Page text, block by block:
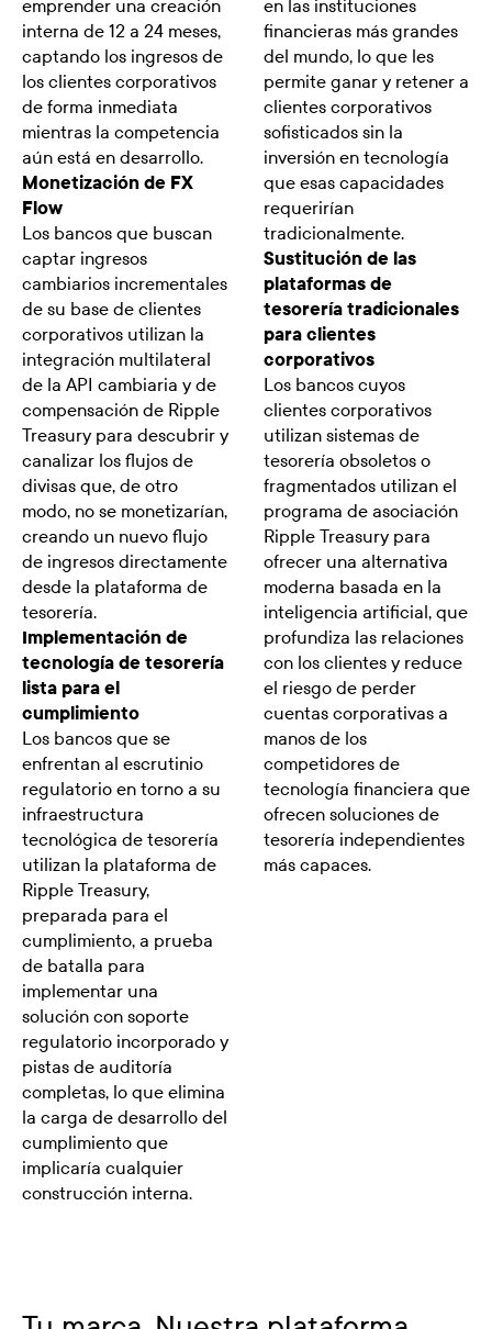
emprender una creación
interna de 12 a 24 meses,
captando los ingresos de
los clientes corporativos
de forma inmediata
mientras la competencia
aún está en desarrollo.
Monetización de FX
Flow
Los bancos que buscan
captar ingresos
cambiarios incrementales
de su base de clientes
corporativos utilizan la
integración multilateral
de la API cambiaria y de
compensación de Ripple
Treasury para descubrir y
canalizar los flujos de
divisas que, de otro
modo, no se monetizarían,
creando un nuevo flujo
de ingresos directamente
desde la plataforma de
tesorería.
Implementación de
tecnología de tesorería
lista para el
cumplimiento
Los bancos que se
enfrentan al escrutinio
regulatorio en torno a su
infraestructura
tecnológica de tesorería
utilizan la plataforma de
Ripple Treasury,
preparada para el
cumplimiento, a prueba
de batalla para
implementar una
solución con soporte
regulatorio incorporado y
pistas de auditoría
completas, lo que elimina
la carga de desarrollo del
cumplimiento que
implicaría cualquier
construcción interna.
en las instituciones
financieras más grandes
del mundo, lo que les
permite ganar y retener a
clientes corporativos
sofisticados sin la
inversión en tecnología
que esas capacidades
requerirían
tradicionalmente.
Sustitución de las
plataformas de
tesorería tradicionales
para clientes
corporativos
Los bancos cuyos
clientes corporativos
utilizan sistemas de
tesorería obsoletos o
fragmentados utilizan el
programa de asociación
Ripple Treasury para
ofrecer una alternativa
moderna basada en la
inteligencia artificial, que
profundiza las relaciones
con los clientes y reduce
el riesgo de perder
cuentas corporativas a
manos de los
competidores de
tecnología financiera que
ofrecen soluciones de
tesorería independientes
más capaces.